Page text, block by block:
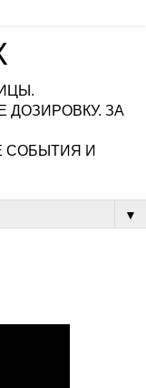
ЗА
СОБЫТИЯ И
▼